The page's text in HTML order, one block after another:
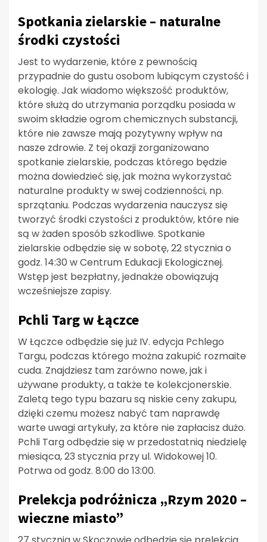
Spotkania zielarskie – naturalne
środki czystości
Jest to wydarzenie, które z pewnością
przypadnie do gustu osobom lubiącym czystość i
ekologię. Jak wiadomo większość produktów,
które służą do utrzymania porządku posiada w
swoim składzie ogrom chemicznych substancji,
które nie zawsze mają pozytywny wpływ na
nasze zdrowie. Z tej okazji zorganizowano
spotkanie zielarskie, podczas którego będzie
można dowiedzieć się, jak można wykorzystać
naturalne produkty w swej codzienności, np.
sprzątaniu. Podczas wydarzenia nauczysz się
tworzyć środki czystości z produktów, które nie
są w żaden sposób szkodliwe. Spotkanie
zielarskie odbędzie się w sobotę, 22 stycznia o
godz. 14:30 w Centrum Edukacji Ekologicznej.
Wstęp jest bezpłatny, jednakże obowiązują
wcześniejsze zapisy.
Pchli Targ w Łączce
W Łączce odbędzie się już IV. edycja Pchlego
Targu, podczas którego można zakupić rozmaite
cuda. Znajdziesz tam zarówno nowe, jak i
używane produkty, a także te kolekcjonerskie.
Zaletą tego typu bazaru są niskie ceny zakupu,
dzięki czemu możesz nabyć tam naprawdę
warte uwagi artykuły, za które nie zapłacisz dużo.
Pchli Targ odbędzie się w przedostatnią niedzielę
miesiąca, 23 stycznia przy ul. Widokowej 10.
Potrwa od godz. 8:00 do 13:00.
Prelekcja podróżnicza „Rzym 2020 –
wieczne miasto”